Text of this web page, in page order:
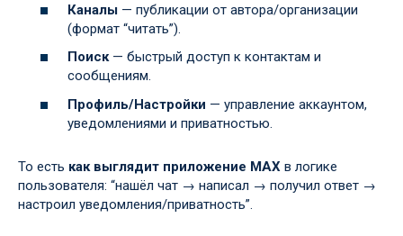
Каналы — публикации от автора/организации
(формат “читать”).
Поиск— быстрый доступ к контактам и
сообщениям.
Профиль/Настройки — управление аккаунтом,
уведомлениями и приватностью.
То есть как выглядит приложение MAX в логике
пользователя: “нашёл чат → написал → получил ответ →
настроил уведомления/приватность”.